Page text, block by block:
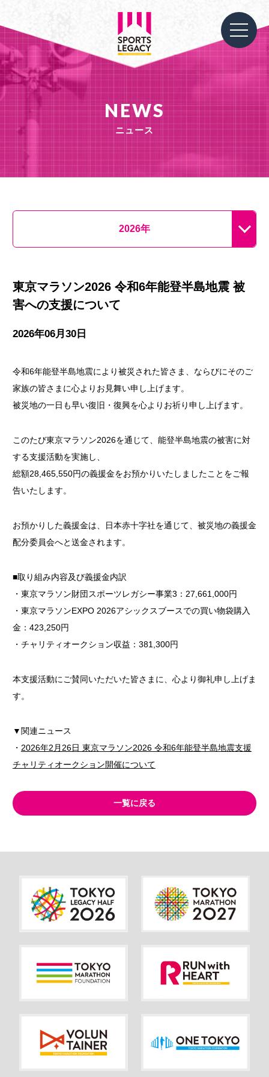
NEWS
ニュース
2026年
東京マラソン2026 令和6年能登半島地震 被
害への支援について
2026年06月30日
令和6年能登半島地震により被災された皆さま、ならびにそのご
家族の皆さまに心よりお見舞い申し上げます。
被災地の一日も早い復旧・復興を心よりお祈り申し上げます。
このたび東京マラソン2026を通じて、能登半島地震の被害に対
する支援活動を実施し、
総額28,465,550円の義援金をお預かりいたしましたことをご報
告いたします。
お預かりした義援金は、日本赤十字社を通じて、被災地の義援金
配分委員会へと送金されます。
■取り組み内容及び義援金内訳
・東京マラソン財団スポーツレガシー事業3：27,661,000円
・東京マラソンEXPO 2026アシックスブースでの買い物袋購入
金：423,250円
・チャリティオークション収益：381,300円
本支援活動にご賛同いただいた皆さまに、心より御礼申し上げま
す。
▼関連ニュース
・ 2026年2月26日 東京マラソン2026 令和6年能登半島地震支援
チャリティオークション開催について
一覧に戻る